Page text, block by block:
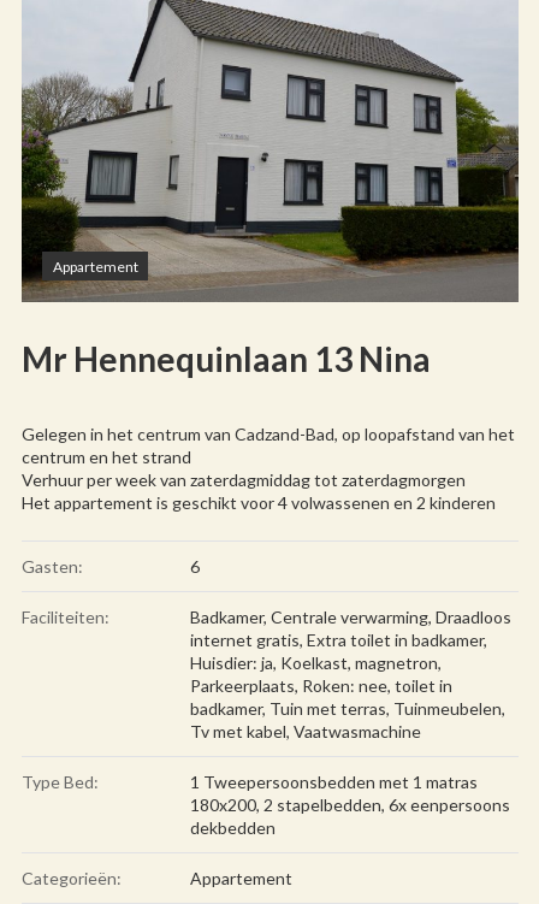
Appartement
Mr Hennequinlaan 13 Nina
Gelegen in het centrum van Cadzand-Bad, op loopafstand van het
centrum en het strand
Verhuur per week van zaterdagmiddag tot zaterdagmorgen
Het appartement is geschikt voor 4 volwassenen en 2 kinderen
Gasten: 6
Faciliteiten: Badkamer, Centrale verwarming, Draadloos
internet gratis, Extra toilet in badkamer,
Huisdier: ja, Koelkast, magnetron,
Parkeerplaats, Roken: nee, toilet in
badkamer, Tuin met terras, Tuinmeubelen,
Tv met kabel, Vaatwasmachine
Type Bed:
1 Tweepersoonsbedden met 1 matras
180x200, 2 stapelbedden, 6x eenpersoons
dekbedden
Categorieën: Appartement